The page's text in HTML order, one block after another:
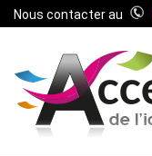
Nous contacter au